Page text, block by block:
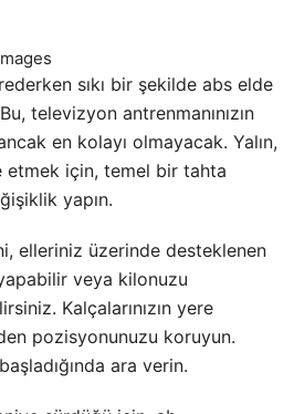
sıkı bir şekilde abs elde
televizyon antrenmanınızın
en kolayı olmayacak. Yalın,
etmek için, temel bir tahta
yapın.
elleriniz üzerinde desteklenen
veya kilonuzu
Kalçalarınızın yere
pozisyonunuzu koruyun.
ara verin.